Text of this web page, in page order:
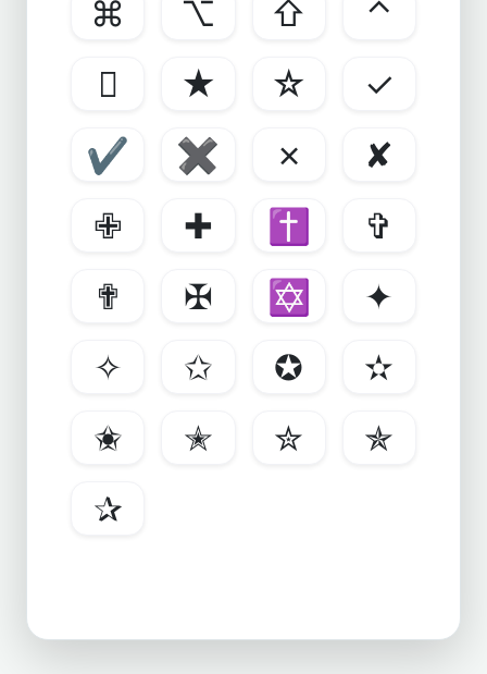
⌘ ⌥ ⇧
⌃

★ ☆
✓
✔
✖ ✗
✘
✙
✚ ✝
✞
✟
✠ ✡
✦
✧
✩ ✪
✫
✬
✭ ✮
✯
✰